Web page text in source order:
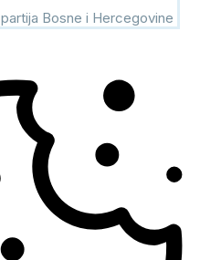
Bosne i Hercegovine